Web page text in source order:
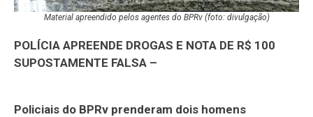
Material apreendido pelos agentes do BPRv (foto: divulgação)
POLÍCIA APREENDE DROGAS E NOTA DE R$ 100
SUPOSTAMENTE FALSA –
Policiais do BPRv prenderam dois homens